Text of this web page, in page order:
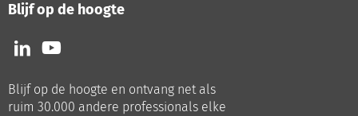
Blijf op de hoogte
Volg
ons
LinkedIn
Volg
ons
Youtube
Blijf op de hoogte en ontvang net als
ruim 30.000 andere professionals elke